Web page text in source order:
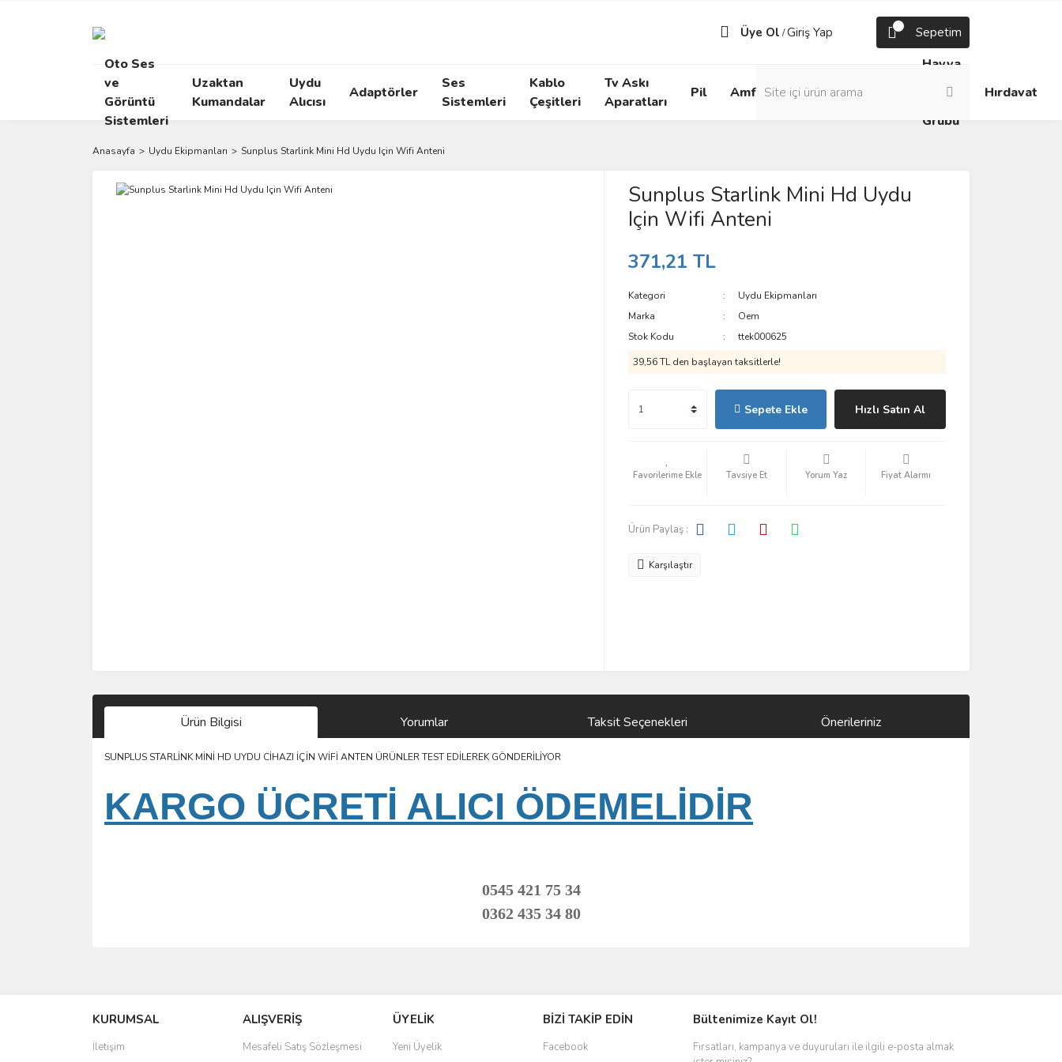
Üye Ol /Giriş Yap Sepetim
Oto Ses
ve
Görüntü
Sistemleri
Uzaktan
Kumandalar
Uydu
Alıcısı
Adaptörler
Ses
Sistemleri
Kablo
Çeşitleri
Tv Askı
Aparatları
Pil Amfi
Box
Prizler
Havya
Lehim
Grubu
Hırdavat
Anasayfa Uydu Ekipmanları Sunplus Starlink Mini Hd Uydu Için Wifi Anteni
Sunplus Starlink Mini Hd Uydu
Için Wifi Anteni
371,21 TL
Kategori
Uydu Ekipmanları
Marka
Oem
Stok Kodu
ttek000625
39,56 TL den başlayan taksitlerle!
Sepete Ekle Hızlı Satın Al
Tavsiye Et Yorum Yaz Fiyat Alarmı
Ürün Paylaş :
Karşılaştır
Ürün Bilgisi Yorumlar Taksit Seçenekleri Önerileriniz
SUNPLUS STARLİNK MİNİ HD UYDU CİHAZI İÇİN WİFİ ANTEN ÜRÜNLER TEST EDİLEREK GÖNDERİLİYOR
KARGO ÜCRETİ ALICI ÖDEMELİDİR
0545 421 75 34
0362 435 34 80
Ürün resmi kalitesiz, bozuk veya görüntülenemiyor.
Ürün açıklamasında eksik bilgiler bulunuyor.
KURUMSAL
İletişim
ALIŞVERİŞ
Mesafeli Satış Sözleşmesi
ÜYELİK
Yeni Üyelik
BİZİ TAKİP EDİN
Facebook
Bültenimize Kayıt Ol!
Fırsatları, kampanya ve duyuruları ile ilgili e-posta almak